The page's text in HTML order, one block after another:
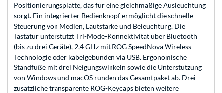
Positionierungsplatte, das für eine gleichmäßige Ausleuchtung
sorgt. Ein integrierter Bedienknopf ermöglicht die schnelle
Steuerung von Medien, Lautstärke und Beleuchtung. Die
Tastatur unterstützt Tri-Mode-Konnektivität über Bluetooth
(bis zu drei Geräte), 2,4 GHz mit ROG SpeedNova Wireless-
Technologie oder kabelgebunden via USB. Ergonomische
Standfüße mit drei Neigungswinkeln sowie die Unterstützung
von Windows und macOS runden das Gesamtpaket ab. Drei
zusätzliche transparente ROG-Keycaps bieten weitere